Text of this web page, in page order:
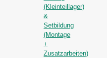
(Kleinteillager)
&
Setbildung
(Montage
+
Zusatzarbeiten)